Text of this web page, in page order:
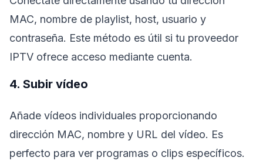
MAC, nombre de playlist, host, usuario y
contraseña. Este método es útil si tu proveedor
IPTV ofrece acceso mediante cuenta.
4. Subir vídeo
Añade vídeos individuales proporcionando
dirección MAC, nombre y URL del vídeo. Es
perfecto para ver programas o clips específicos.